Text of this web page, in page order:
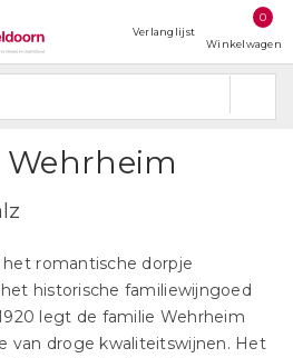
Verlanglijst
0
Winkelwagen
Wehrheim
romantische dorpje
historische familiewijngoed
legt de familie Wehrheim
van droge kwaliteitswijnen. Het